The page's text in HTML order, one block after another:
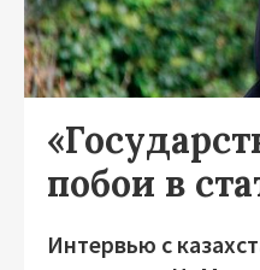
побои в
Интервью с